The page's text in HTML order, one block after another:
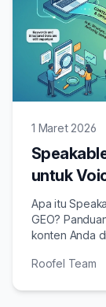
1 Maret 2026
untuk
Apa itu
GEO?
konten Anda
Roofel Team